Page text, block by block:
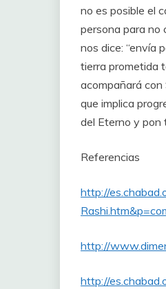
no es posible el
persona para no
nos dice: “envía
tierra prometida
acompañará con
que implica
del Eterno y pon
Referencias
http://
http://
http://